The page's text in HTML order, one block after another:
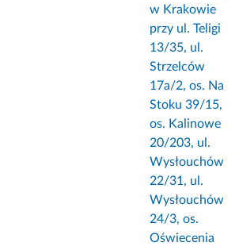
w Krakowie
przy ul. Teligi
13/35, ul.
Strzelców
17a/2, os. Na
Stoku 39/15,
os. Kalinowe
20/203, ul.
Wysłouchów
22/31, ul.
Wysłouchów
24/3, os.
Oświecenia